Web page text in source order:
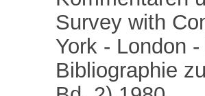
Survey with
York - London
Bibliographie